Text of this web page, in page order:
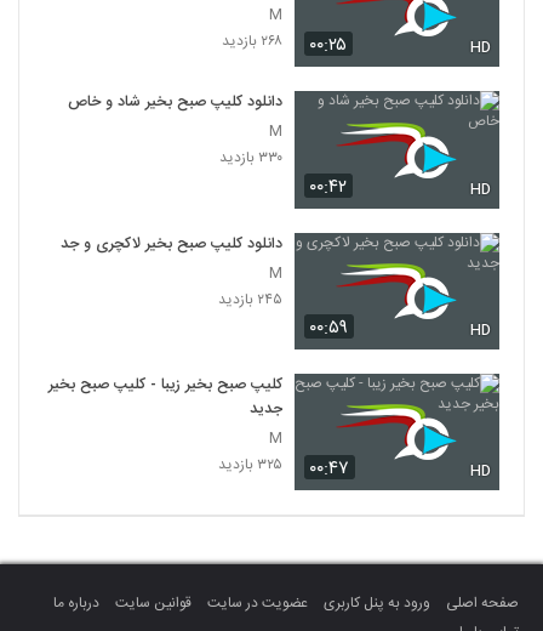
۰۰:۲۵ HD
M
۲۶۸ بازدید
۰۰:۴۲ HD
دانلود کلیپ صبح بخیر شاد و خاص
M
۳۳۰ بازدید
۰۰:۵۹ HD
دانلود کلیپ صبح بخیر لاکچری و جدید
M
۲۴۵ بازدید
۰۰:۴۷ HD
کلیپ صبح بخیر زیبا - کلیپ صبح بخیر
جدید
M
۳۲۵ بازدید
صفحه اصلی ورود به پنل کاربری عضویت در سایت قوانین سایت
درباره ما